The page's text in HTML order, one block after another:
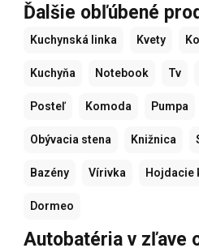
Ďalšie obľúbené
Kuchynská linka Kvety
Kuchyňa Notebook Tv
Posteľ Komoda Pumpa
Obývacia stena Knižnica
Bazény Vírivka Hojdacie
Dormeo
Autobatéria v zľave